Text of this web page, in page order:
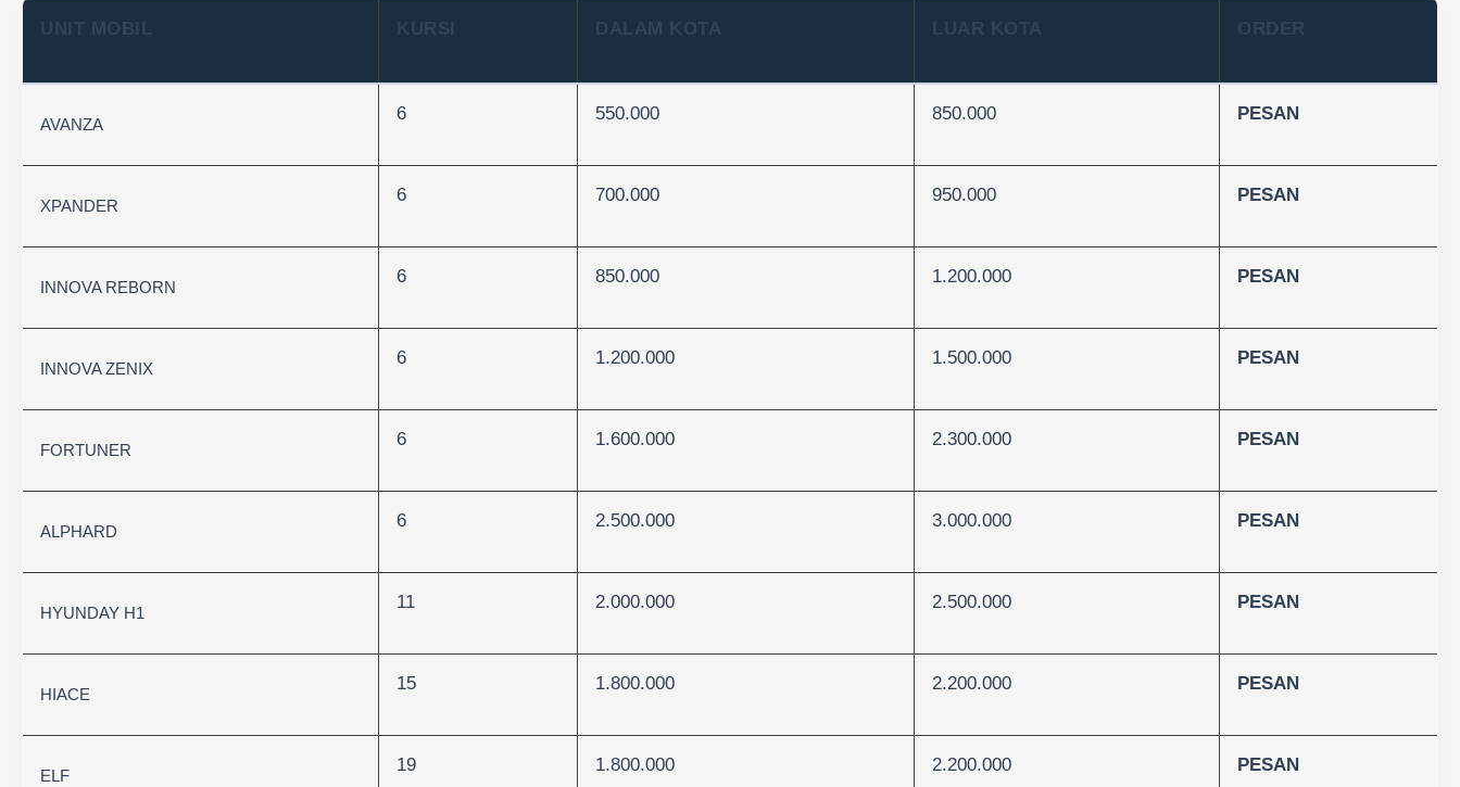
UNIT MOBIL KURSI DALAM KOTA LUAR KOTA ORDER
AVANZA
6 550.000 850.000 PESAN
XPANDER
6 700.000 950.000 PESAN
INNOVA REBORN
6 850.000 1.200.000 PESAN
INNOVA ZENIX
6 1.200.000 1.500.000 PESAN
FORTUNER
6 1.600.000 2.300.000 PESAN
ALPHARD
6 2.500.000 3.000.000 PESAN
HYUNDAY H1
11 2.000.000 2.500.000 PESAN
HIACE
15 1.800.000 2.200.000 PESAN
ELF
19 1.800.000 2.200.000 PESAN